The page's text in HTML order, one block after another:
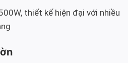
thiết kế hiện đại với nhiều